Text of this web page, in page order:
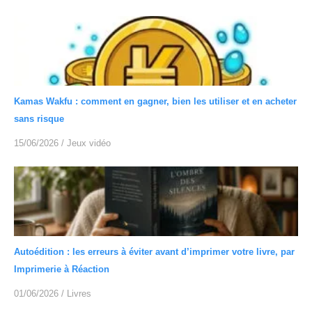
Kamas Wakfu : comment en gagner, bien les utiliser et en acheter
sans risque
15/06/2026 / Jeux vidéo
Autoédition : les erreurs à éviter avant d’imprimer votre livre, par
Imprimerie à Réaction
01/06/2026 / Livres